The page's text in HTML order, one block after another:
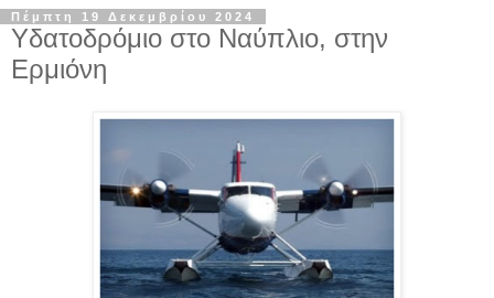
Πέμπτη 19 Δεκεμβρίου 2024
Υδατοδρόμιο στο Ναύπλιο, στην
Ερμιόνη